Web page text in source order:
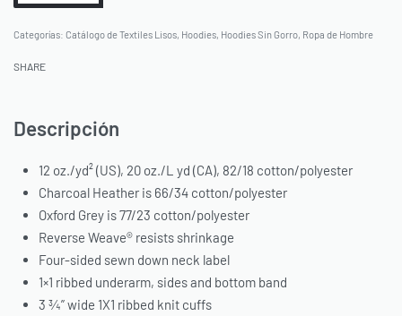
Categorías: Catálogo de Textiles Lisos, Hoodies, Hoodies Sin Gorro, Ropa de Hombre
SHARE
Descripción
12 oz./yd² (US), 20 oz./L yd (CA), 82/18 cotton/polyester
Charcoal Heather is 66/34 cotton/polyester
Oxford Grey is 77/23 cotton/polyester
Reverse Weave® resists shrinkage
Four-sided sewn down neck label
1×1 ribbed underarm, sides and bottom band
3 ¾” wide 1X1 ribbed knit cuffs